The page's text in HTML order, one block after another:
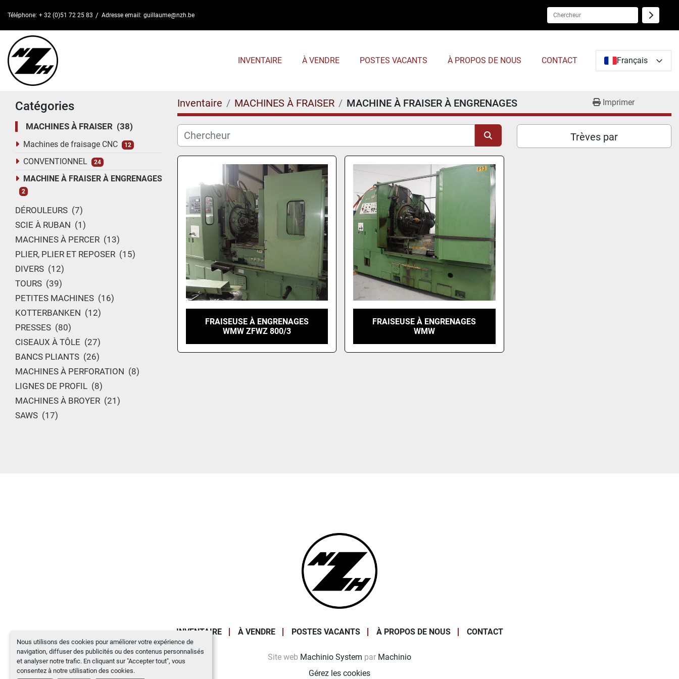
Nous utilisons des cookies pour améliorer votre expérience de
navigation, diffuser des publicités ou des contenus personnalisés
et analyser notre trafic. En cliquant sur "Accepter tout", vous
consentez à notre utilisation des cookies.
Téléphone: + 32 (0)51 72 25 83 Adresse email: guillaume@nzh.be
INVENTAIRE À VENDRE POSTES VACANTS À PROPOS DE NOUS CONTACT Français
Catégories
MACHINES À FRAISER 38
Machines de fraisage CNC 12
CONVENTIONNEL 24
MACHINE À FRAISER À ENGRENAGES
2
DÉROULEURS
7
SCIE À RUBAN
1
MACHINES À PERCER
13
PLIER, PLIER ET REPOSER
15
DIVERS
12
TOURS
39
PETITES MACHINES
16
KOTTERBANKEN
12
PRESSES
80
CISEAUX À TÔLE
27
BANCS PLIANTS
26
MACHINES À PERFORATION
8
LIGNES DE PROFIL
8
MACHINES À BROYER
21
SAWS
17
Inventaire MACHINES À FRAISER MACHINE À FRAISER À ENGRENAGES Imprimer
Trèves par
FRAISEUSE À ENGRENAGES
WMW ZFWZ 800/3
FRAISEUSE À ENGRENAGES
WMW
INVENTAIRE À VENDRE POSTES VACANTS À PROPOS DE NOUS CONTACT
Site web Machinio System par Machinio
Gérez les cookies